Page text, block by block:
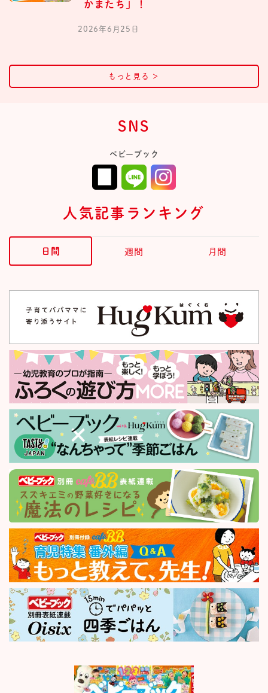
かまたち」！
2026年6月25日
もっと見る ＞
SNS
ベビーブック
人気記事ランキング
日間 週間 月間